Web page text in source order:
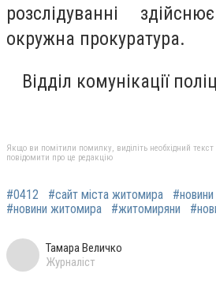
розслідуванні
окружна прокуратура.
Відділ комунікації
Якщо ви помітили помилку, виділіть необхідний
повідомити про це редакцію
#0412 #сайт міста житомира
#новини житомира
#житомиряни
Тамара Величко
Журналіст